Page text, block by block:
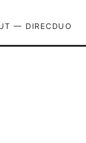
— DIRECDUO